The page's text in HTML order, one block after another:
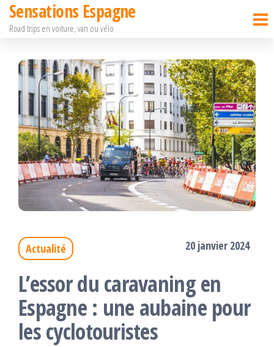
Passer
contenu
Sensations Espagne
Road trips en voiture, van ou vélo
Actualité 20 janvier 2024
L’essor du caravaning en
Espagne : une aubaine pour
les cyclotouristes